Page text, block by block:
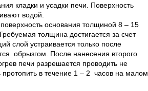
кладки и усадки печи. Поверхность
водой.
основания толщиной 8 – 15
толщина достигается за счет
слой устраивается только после
обрызгом. После нанесения второго
печи разрешается проводить не
в течение 1 – 2 часов на малом